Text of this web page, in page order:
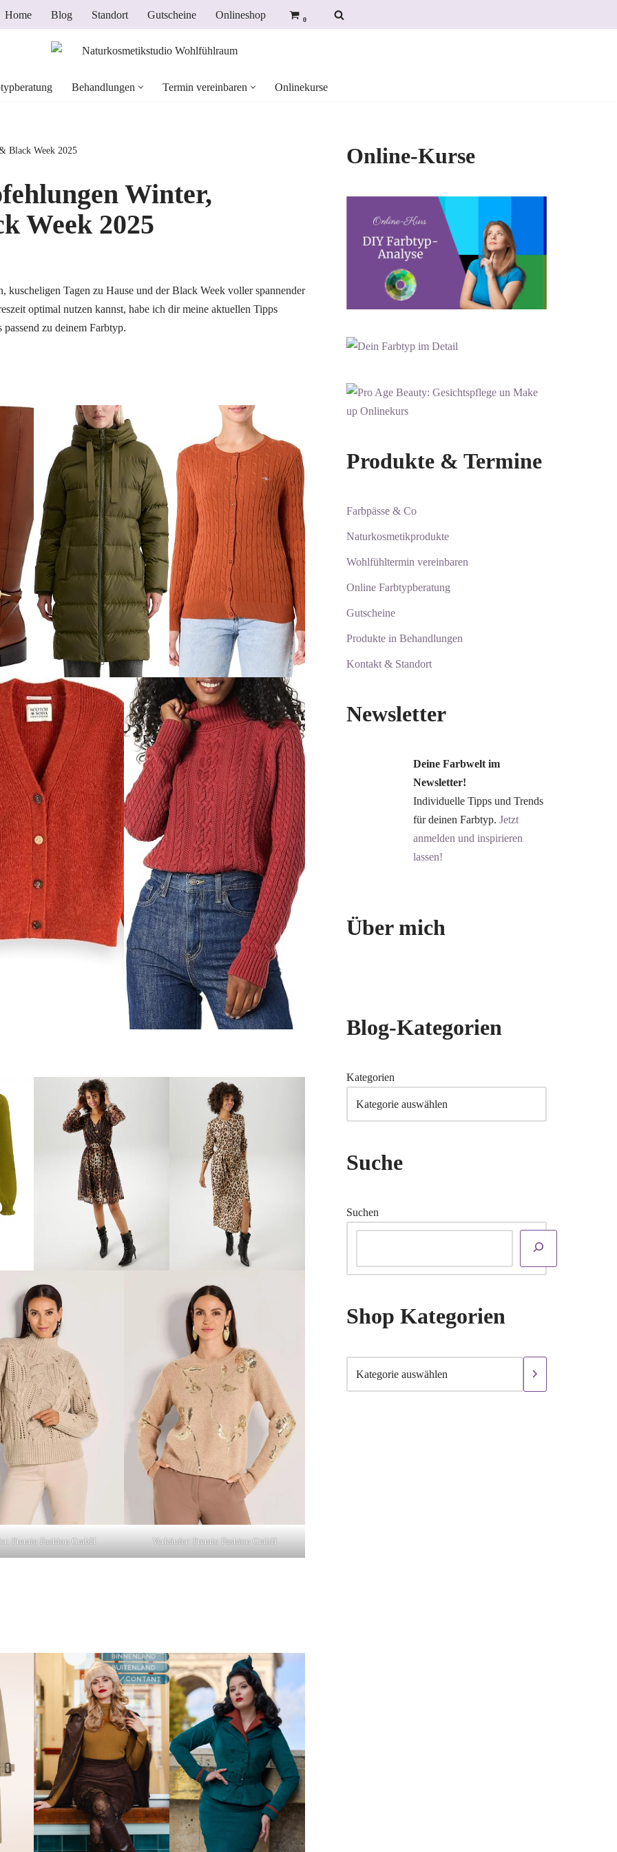
Home Blog Standort Gutscheine Onlineshop 0
Behandlungen Termin vereinbaren Onlinekurse
Black Week 2025
Winter,
Week 2025
Tagen zu Hause und der Black Week voller spannender
optimal nutzen kannst, habe ich dir meine aktuellen Tipps
zu deinem Farbtyp.
Premio Fashion GmbH Verkäufer: Premio Fashion GmbH
Online-Kurse
Produkte & Termine
Farbpässe & Co
Naturkosmetikprodukte
Wohlfühltermin vereinbaren
Online Farbtypberatung
Gutscheine
Produkte in Behandlungen
Kontakt & Standort
Newsletter
Deine Farbwelt im
Newsletter!
Individuelle Tipps und Trends
für deinen Farbtyp. Jetzt
anmelden und inspirieren
lassen!
Über mich
Blog-Kategorien
Kategorien
Suche
Suchen
Shop Kategorien